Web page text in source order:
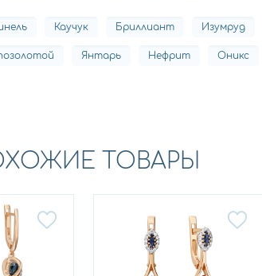
Каучук Бриллиант Изумруд
Янтарь Нефрит Оникс
ТОВАРЫ